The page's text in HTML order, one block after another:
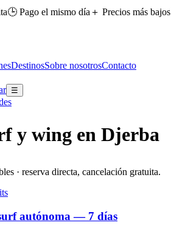
🕒 Pago el mismo día ＋ Precios más bajos
DestinosSobre nosotrosContacto
☰
y wing en Djerba
· reserva directa, cancelación gratuita.
autónoma — 7 días